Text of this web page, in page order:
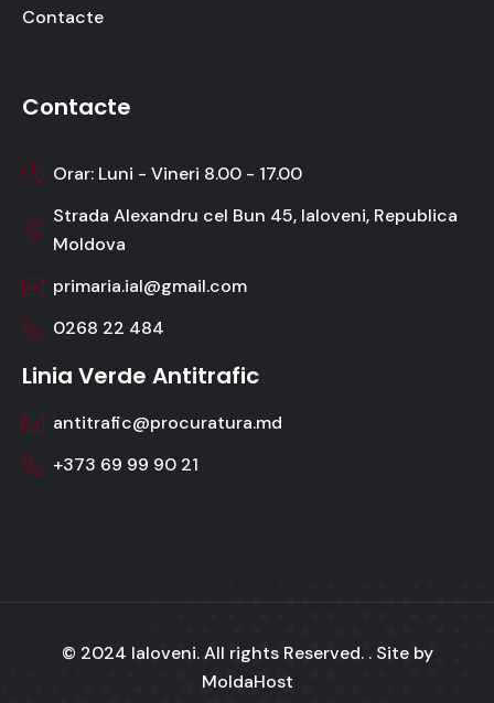
Contacte
Contacte
Orar: Luni - Vineri 8.00 - 17.00
Strada Alexandru cel Bun 45, Ialoveni, Republica
Moldova
primaria.ial@gmail.com
0268 22 484
Linia Verde Antitrafic
antitrafic@procuratura.md
+373 69 99 90 21
© 2024 Ialoveni. All rights Reserved. . Site by
MoldaHost